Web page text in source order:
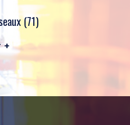
(71)
+